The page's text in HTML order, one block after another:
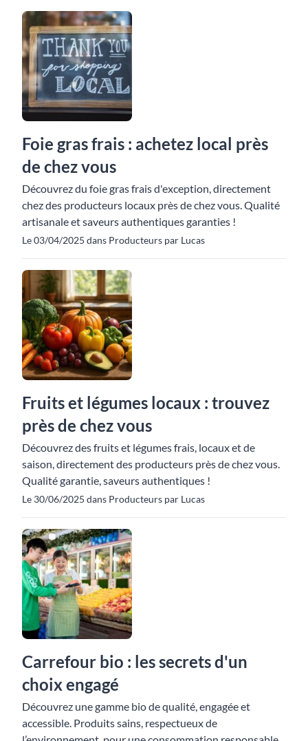
Foie gras frais : achetez local près
de chez vous
Découvrez du foie gras frais d'exception, directement
chez des producteurs locaux près de chez vous. Qualité
artisanale et saveurs authentiques garanties !
Le 03/04/2025 dans Producteurs par Lucas
Fruits et légumes locaux : trouvez
près de chez vous
Découvrez des fruits et légumes frais, locaux et de
saison, directement des producteurs près de chez vous.
Qualité garantie, saveurs authentiques !
Le 30/06/2025 dans Producteurs par Lucas
Carrefour bio : les secrets d'un
choix engagé
Découvrez une gamme bio de qualité, engagée et
accessible. Produits sains, respectueux de